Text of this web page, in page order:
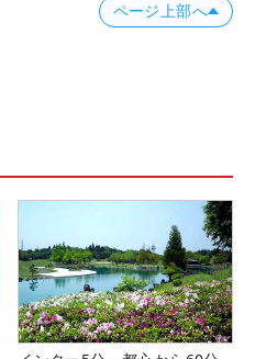
ページ上部へ